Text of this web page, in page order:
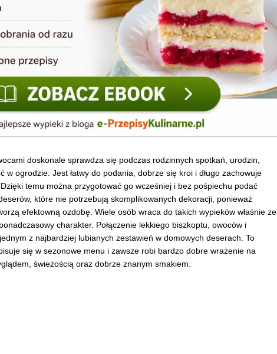
doskonale sprawdza się podczas rodzinnych spotkań, urodzin,
w ogrodzie. Jest łatwy do podania, dobrze się kroi i długo zachowuje
temu można przygotować go wcześniej i bez pośpiechu podać
które nie potrzebują skomplikowanych dekoracji, ponieważ
efektowną ozdobę. Wiele osób wraca do takich wypieków właśnie ze
charakter. Połączenie lekkiego biszkoptu, owoców i
z najbardziej lubianych zestawień w domowych deserach. To
się w sezonowe menu i zawsze robi bardzo dobre wrażenie na
świeżością oraz dobrze znanym smakiem.